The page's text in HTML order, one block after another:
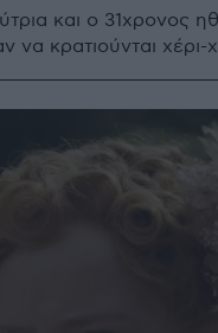
και ο 31χρονος
κρατιούνται χέρι-